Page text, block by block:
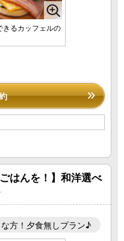
きるカッフェルの
はんを！】和洋選べ
方！夕食無しプラン♪